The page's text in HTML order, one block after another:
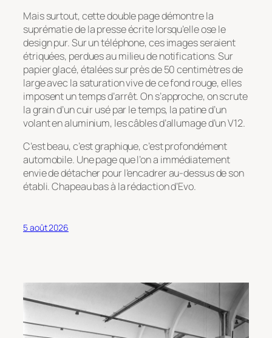
Mais surtout, cette double page démontre la
suprématie de la presse écrite lorsqu’elle ose le
design pur. Sur un téléphone, ces images seraient
étriquées, perdues au milieu de notifications. Sur
papier glacé, étalées sur près de 50 centimètres de
large avec la saturation vive de ce fond rouge, elles
imposent un temps d’arrêt. On s’approche, on scrute
la grain d’un cuir usé par le temps, la patine d’un
volant en aluminium, les câbles d’allumage d’un V12.
C’est beau, c’est graphique, c’est profondément
automobile. Une page que l’on a immédiatement
envie de détacher pour l’encadrer au-dessus de son
établi. Chapeau bas à la rédaction d’Evo.
5 août 2026